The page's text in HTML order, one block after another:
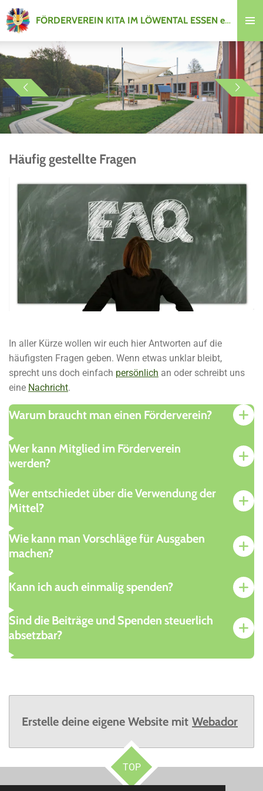
Zum
Hauptinhalt
springen
FÖRDERVEREIN KITA IM LÖWENTAL ESSEN e.V.
Häufig gestellte Fragen
In aller Kürze wollen wir euch hier Antworten auf die
häufigsten Fragen geben. Wenn etwas unklar bleibt,
sprecht uns doch einfach persönlich an oder schreibt uns
eine Nachricht.
Warum braucht man einen Förderverein?
Wer kann Mitglied im Förderverein
werden?
Wer entschiedet über die Verwendung der
Mittel?
Wie kann man Vorschläge für Ausgaben
machen?
Kann ich auch einmalig spenden?
Sind die Beiträge und Spenden steuerlich
absetzbar?
Erstelle deine eigene Website mit Webador
TOP